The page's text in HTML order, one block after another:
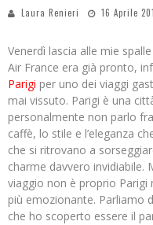
Laura Renieri 16 Aprile
Venerdì lascia alle mie
Air France era già pronto,
Parigi per uno dei viaggi
mai vissuto. Parigi è una
personalmente non parlo
caffè, lo stile e l’eleganza
che si ritrovano a
charme davvero invidiabile.
viaggio non è proprio Parigi
più emozionante. Parliamo
che ho scoperto essere il